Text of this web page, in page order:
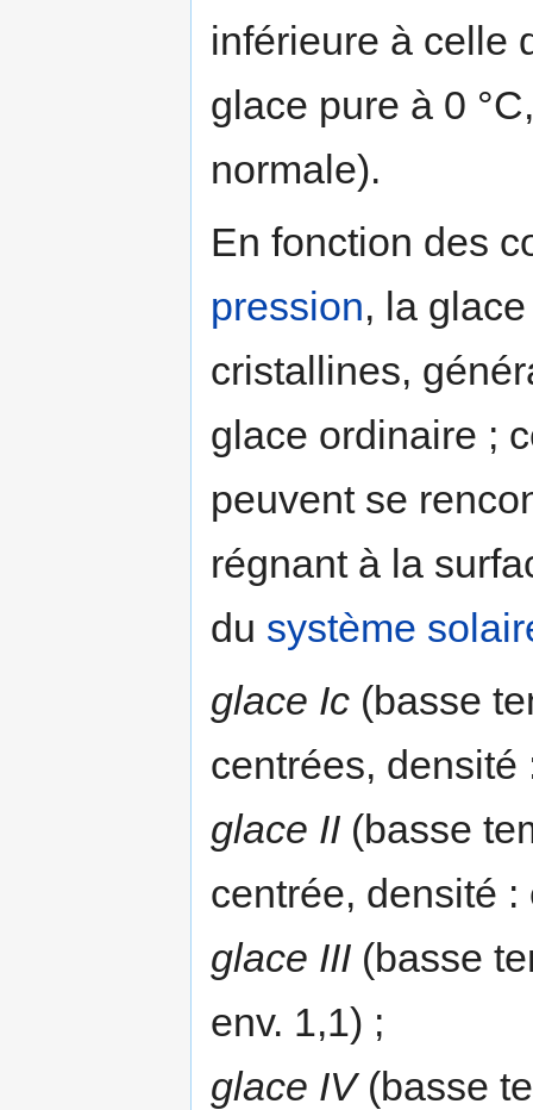
inférieure à celle
glace pure à 0
normale).
En fonction des
pression, la
cristallines,
glace ordinaire ;
peuvent se
régnant à la
du système
glace Ic (basse
centrées, densité
glace II (basse
centrée, densité :
glace III (basse
env. 1,1) ;
glace IV(basse